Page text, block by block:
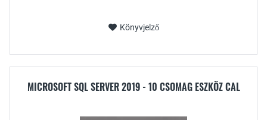
Könyvjelző
MICROSOFT SQL SERVER 2019 - 10 CSOMAG ESZKÖZ CAL